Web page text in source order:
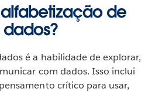
de
dados?
é a habilidade de explorar,
com dados. Isso inclui
crítico para usar,